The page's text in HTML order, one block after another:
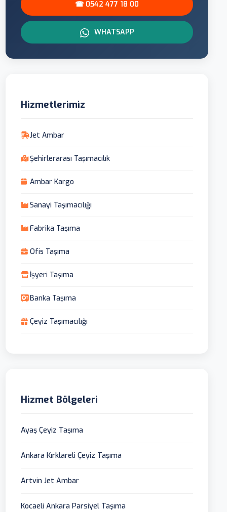
☎ 0542 477 18 00
WHATSAPP
Hizmetlerimiz
Jet Ambar
Şehirlerarası Taşımacılık
Ambar Kargo
Sanayi Taşımacılığı
Fabrika Taşıma
Ofis Taşıma
İşyeri Taşıma
Banka Taşıma
Çeyiz Taşımacılığı
Hizmet Bölgeleri
Ayaş Çeyiz Taşıma
Ankara Kırklareli Çeyiz Taşıma
Artvin Jet Ambar
Kocaeli Ankara Parsiyel Taşıma